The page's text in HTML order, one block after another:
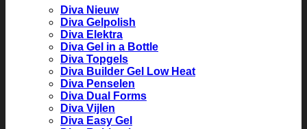
Diva Nieuw
Diva Gelpolish
Diva Elektra
Diva Gel in a Bottle
Diva Topgels
Diva Builder Gel Low Heat
Diva Penselen
Diva Dual Forms
Diva Vijlen
Diva Easy Gel